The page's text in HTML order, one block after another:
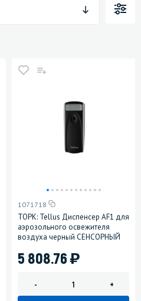
1071718
ТОРК: Tellus Диспенсер AF1 для
аэрозольного освежителя
воздуха черный СЕНСОРНЫЙ
5 808.76)
- +